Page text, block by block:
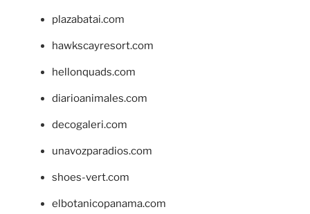
plazabatai.com
hawkscayresort.com
hellonquads.com
diarioanimales.com
decogaleri.com
unavozparadios.com
shoes-vert.com
elbotanicopanama.com